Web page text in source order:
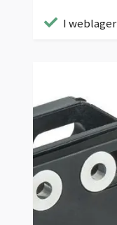
I weblager